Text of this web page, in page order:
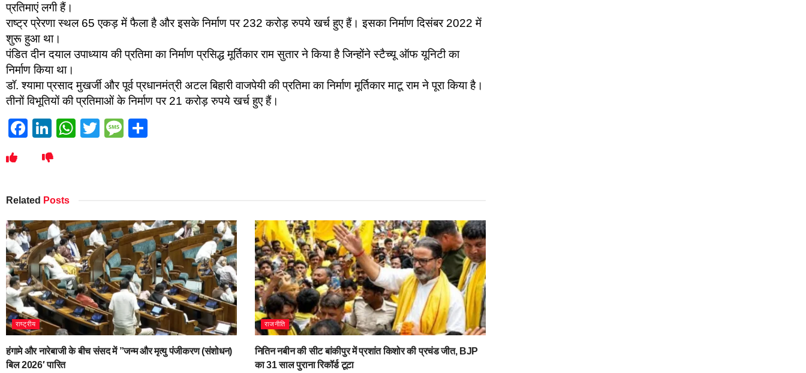
प्रतिमाएं लगी हैं।
राष्ट्र प्रेरणा स्थल 65 एकड़ में फैला है और इसके निर्माण पर 232 करोड़ रुपये खर्च हुए हैं। इसका निर्माण दिसंबर 2022 में
शुरू हुआ था।
पंडित दीन दयाल उपाध्याय की प्रतिमा का निर्माण प्रसिद्ध मूर्तिकार राम सुतार ने किया है जिन्होंने स्टैच्यू ऑफ यूनिटी का
निर्माण किया था।
डॉ. श्यामा प्रसाद मुखर्जी और पूर्व प्रधानमंत्री अटल बिहारी वाजपेयी की प्रतिमा का निर्माण मूर्तिकार माटू राम ने पूरा किया है।
तीनों विभूतियों की प्रतिमाओं के निर्माण पर 21 करोड़ रुपये खर्च हुए हैं।
Facebook
LinkedIn
WhatsApp
TwitterMessage
Related Posts
राष्ट्रीय
हंगामे और नारेबाजी के बीच संसद में ”जन्म और मृत्यु पंजीकरण (संशोधन)
बिल 2026′ पारित
राजनीति
नितिन नबीन की सीट बांकीपुर में प्रशांत किशोर की प्रचंड जीत, BJP
का 31 साल पुराना रिकॉर्ड टूटा